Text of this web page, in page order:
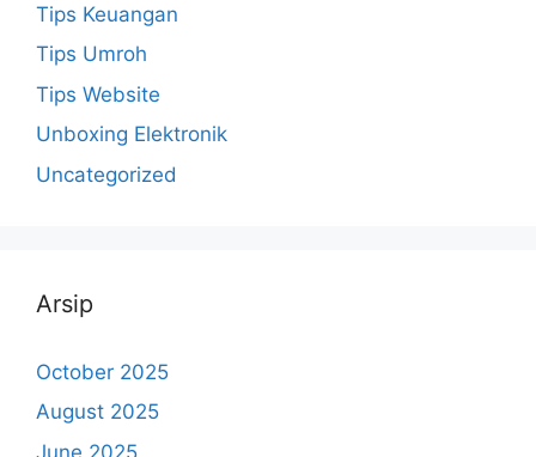
Tips Keuangan
Tips Umroh
Tips Website
Unboxing Elektronik
Uncategorized
Arsip
October 2025
August 2025
June 2025